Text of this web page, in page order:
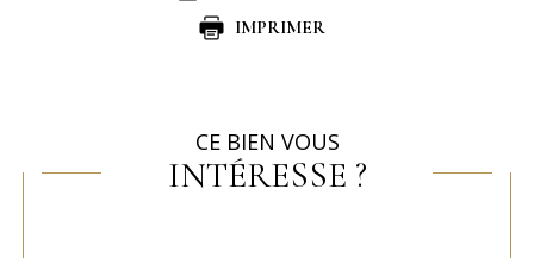
IMPRIMER
CE BIEN VOUS
INTÉRESSE ?